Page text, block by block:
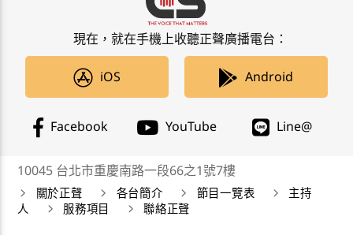
現在，就在手機上收聽正聲廣播電台：
iOS Android
Facebook YouTube Line@
10045 台北市重慶南路一段66之1號7樓
關於正聲
各台簡介 節目一覽表
主持
人
服務項目 聯絡正聲